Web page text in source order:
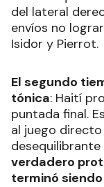
del lateral
envíos no
Isidor y Pierrot.
El segundo
tónica: Haití
puntada final.
al juego
desequilibrante
verdadero
terminó